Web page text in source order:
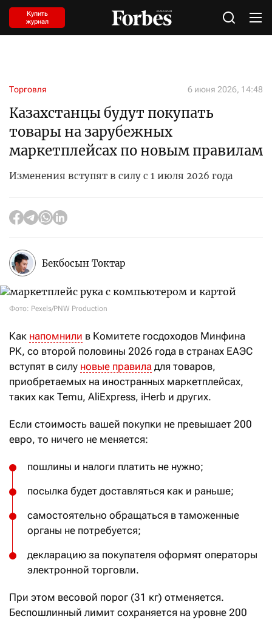
Купить
журнал
Торговля 6 июня 2026, 14:48
Казахстанцы будут покупать
товары на зарубежных
маркетплейсах по новым правилам
Изменения вступят в силу с 1 июля 2026 года
Бекбосын Токтар
Фото: Pexels/PNW Production
Как напомнили в Комитете госдоходов Минфина
РК, со второй половины 2026 года в странах ЕАЭС
вступят в силу новые правила для товаров,
приобретаемых на иностранных маркетплейсах,
таких как Temu, AliExpress, iHerb и других.
Если стоимость вашей покупки не превышает 200
евро, то ничего не меняется:
пошлины и налоги платить не нужно;
посылка будет доставляться как и раньше;
самостоятельно обращаться в таможенные
органы не потребуется;
декларацию за покупателя оформят операторы
электронной торговли.
При этом весовой порог (31 кг) отменяется.
Беспошлинный лимит сохраняется на уровне 200